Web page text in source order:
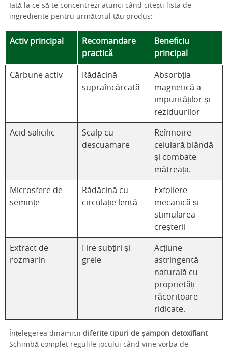
Iată la ce să te concentrezi atunci când citești lista de
ingrediente pentru următorul tău produs:
Activ principal
Recomandare
practică
Beneficiu
principal
Cărbune activ
Rădăcină
supraîncărcată
Absorbția
magnetică a
impurităților și
reziduurilor
Acid salicilic
Scalp cu
descuamare
Reînnoire
celulară blândă
și combate
mătreața.
Microsfere de
semințe
Rădăcină cu
circulație lentă
Exfoliere
mecanică și
stimularea
creșterii
Extract de
rozmarin
Fire subțiri și
grele
Acțiune
astringentă
naturală cu
proprietăți
răcoritoare
ridicate.
Înțelegerea dinamicii diferite tipuri de șampon detoxifiant
Schimbă complet regulile jocului când vine vorba de